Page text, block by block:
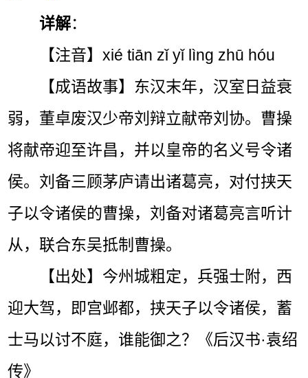
详解：
【注音】xié tiān zǐ yǐ lìng zhū hóu
【成语故事】东汉末年，汉室日益衰
弱，董卓废汉少帝刘辩立献帝刘协。曹操
将献帝迎至许昌，并以皇帝的名义号令诸
侯。刘备三顾茅庐请出诸葛亮，对付挟天
子以令诸侯的曹操，刘备对诸葛亮言听计
从，联合东吴抵制曹操。
【出处】今州城粗定，兵强士附，西
迎大驾，即宫邺都，挟天子以令诸侯，蓄
士马以讨不庭，谁能御之？《后汉书·袁绍
传》